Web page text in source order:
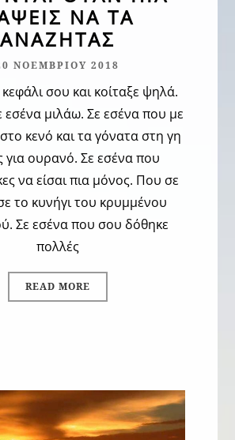
Μάιος 2018
Απρίλιος 2018
Φεβρουάριος 2018
Ιανουάριος 2018
Δεκέμβριος 2017
ΠΡΌΣΦΑΤΑ ΆΡΘΡΑ
21 Ιουνίου 2026
μου” άνθρωπος
ΝΑ ΤΑ
ΑΝΑΖΗΤΆΣ
ΝΟΕΜΒΡΊΟΥ 2018
σου και κοίταξε ψηλά.
εσένα μιλάω. Σε εσένα που με
κενό και τα γόνατα στη γη
για ουρανό. Σε εσένα που
να είσαι πια μόνος. Που σε
το κυνήγι του κρυμμένου
Σε εσένα που σου δόθηκε
πολλές
READ MORE